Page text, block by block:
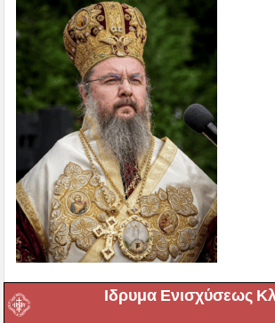
Ιδρυμα Ενισχύσεως